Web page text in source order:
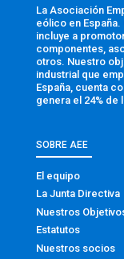
La Asociación
eólico en España.
incluye a
componentes,
otros. Nuestro
industrial que
España, cuenta
genera el 24% de
SOBRE AEE
El equipo
La Junta Directiva
Nuestros
Estatutos
Nuestros socios